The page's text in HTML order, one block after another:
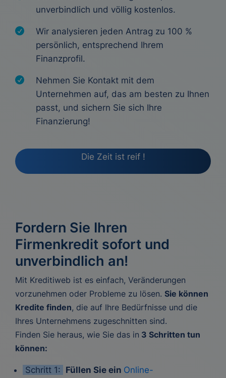
unverbindlich und völlig kostenlos.
Wir analysieren jeden Antrag zu 100 %
persönlich, entsprechend Ihrem
Finanzprofil.
Nehmen Sie Kontakt mit dem
Unternehmen auf, das am besten zu Ihnen
passt, und sichern Sie sich Ihre
Finanzierung!
Die Zeit ist reif !
Fordern Sie Ihren
Firmenkredit sofort und
unverbindlich an!
Mit Kreditiweb ist es einfach, Veränderungen
vorzunehmen oder Probleme zu lösen. Sie können
Kredite finden, die auf Ihre Bedürfnisse und die
Ihres Unternehmens zugeschnitten sind.
Finden Sie heraus, wie Sie das in 3 Schritten tun
können:
Schritt 1: Füllen Sie ein Online-